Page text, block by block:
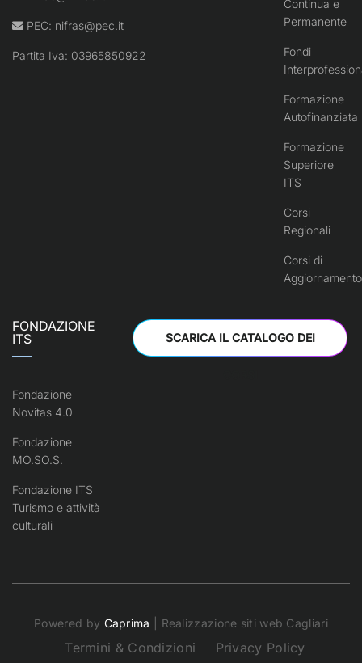
PEC: nifras@pec.it
Partita Iva: 03965850922
Continua e
Permanente
Fondi
Formazione
Autofinanziata
Formazione
Superiore
ITS
Corsi
Regionali
Corsi di
Aggiornamento
FONDAZIONE
ITS
Fondazione
Novitas 4.0
Fondazione
MO.SO.S.
Fondazione ITS
Turismo e attività
culturali
SCARICA IL CATALOGO DEI
Powered by Caprima | Realizzazione siti web Cagliari
Termini & Condizioni Privacy Policy